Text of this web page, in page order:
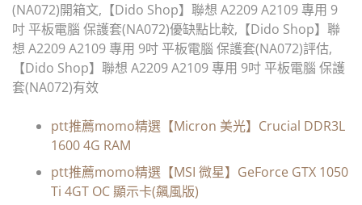
(NA072)開箱文,【Dido Shop】聯想 A2209 A2109 專用 9
吋 平板電腦 保護套(NA072)優缺點比較,【Dido Shop】聯
想 A2209 A2109 專用 9吋 平板電腦 保護套(NA072)評估,
【Dido Shop】聯想 A2209 A2109 專用 9吋 平板電腦 保護
套(NA072)有效
ptt推薦momo精選【Micron 美光】Crucial DDR3L
1600 4G RAM
ptt推薦momo精選【MSI 微星】GeForce GTX 1050
Ti 4GT OC 顯示卡(飆風版)